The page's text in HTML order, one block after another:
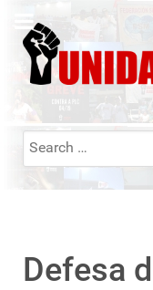
Search
Defesa